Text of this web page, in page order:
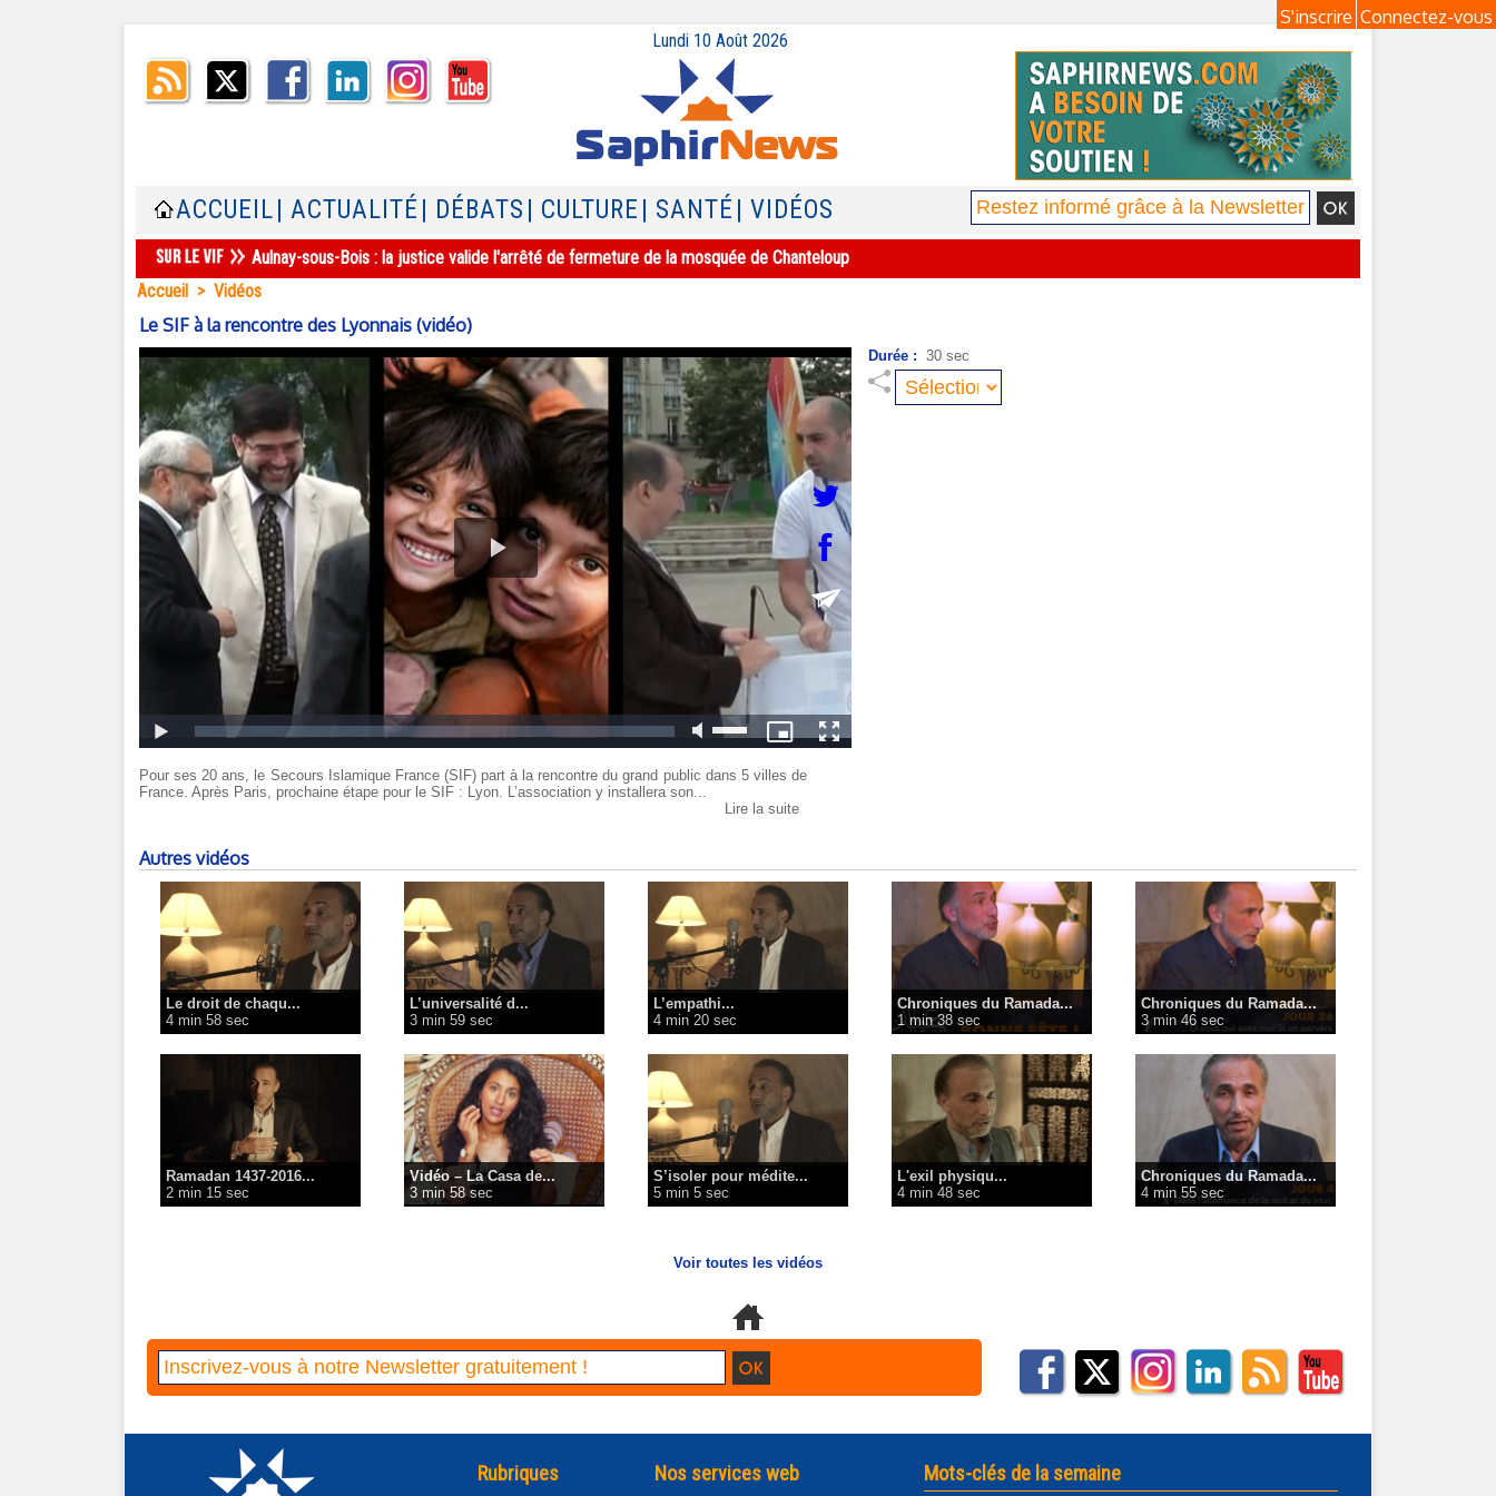
Connectez-vous
S'inscrire
Lundi 10 Août 2026
ACCUEIL | ACTUALITÉ | DÉBATS | CULTURE | SANTÉ | VIDÉOS
Aulnay-sous-Bois : la justice valide l'arrêté de fermeture de la mosquée de Chanteloup
Accueil > Vidéos
Le SIF à la rencontre des Lyonnais (vidéo)
Durée : 30 sec
Pour ses 20 ans, le Secours Islamique France (SIF) part à la rencontre du grand public dans 5 villes de
France. Après Paris, prochaine étape pour le SIF : Lyon. L’association y installera son...
Lire la suite
Autres vidéos
Le droit de chaqu...
4 min 58 sec
L’universalité d...
3 min 59 sec
L’empathi...
4 min 20 sec
Chroniques du Ramada...
1 min 38 sec
Chroniques du Ramada...
3 min 46 sec
Ramadan 1437-2016...
2 min 15 sec
Vidéo – La Casa de...
3 min 58 sec
S’isoler pour médite...
5 min 5 sec
L'exil physiqu...
4 min 48 sec
Chroniques du Ramada...
4 min 55 sec
Voir toutes les vidéos
Rubriques Nos services web Mots-clés de la semaine